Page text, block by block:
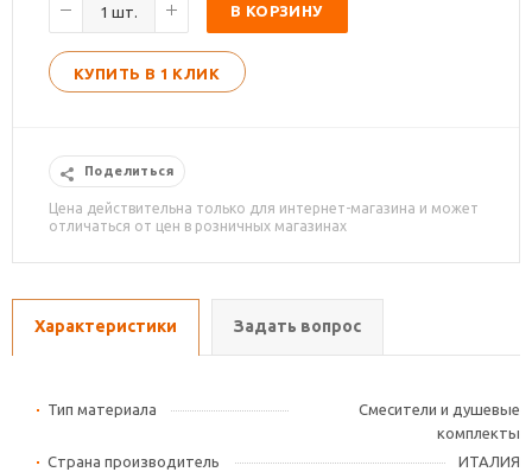
В КОРЗИНУ
КУПИТЬ В 1 КЛИК
Поделиться
Цена действительна только для интернет-магазина и может
отличаться от цен в розничных магазинах
Характеристики Задать вопрос
Тип материала
Смесители и душевые
комплекты
Страна производитель
ИТАЛИЯ